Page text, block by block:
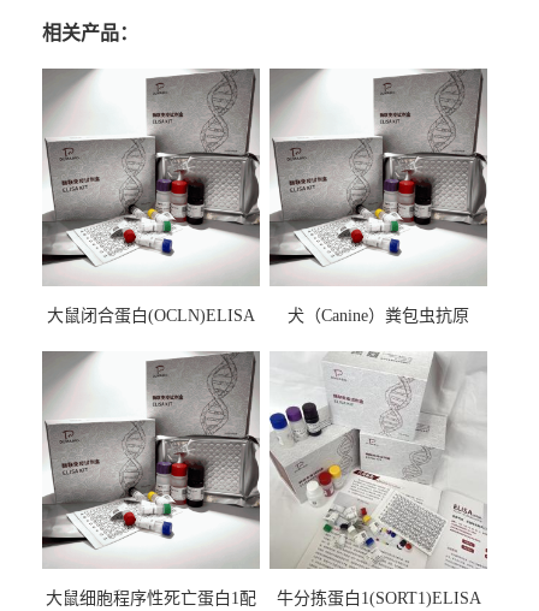
相关产品：
大鼠闭合蛋白(OCLN)ELISA
犬（Canine）粪包虫抗原
大鼠细胞程序性死亡蛋白1配 牛分拣蛋白1(SORT1)ELISA